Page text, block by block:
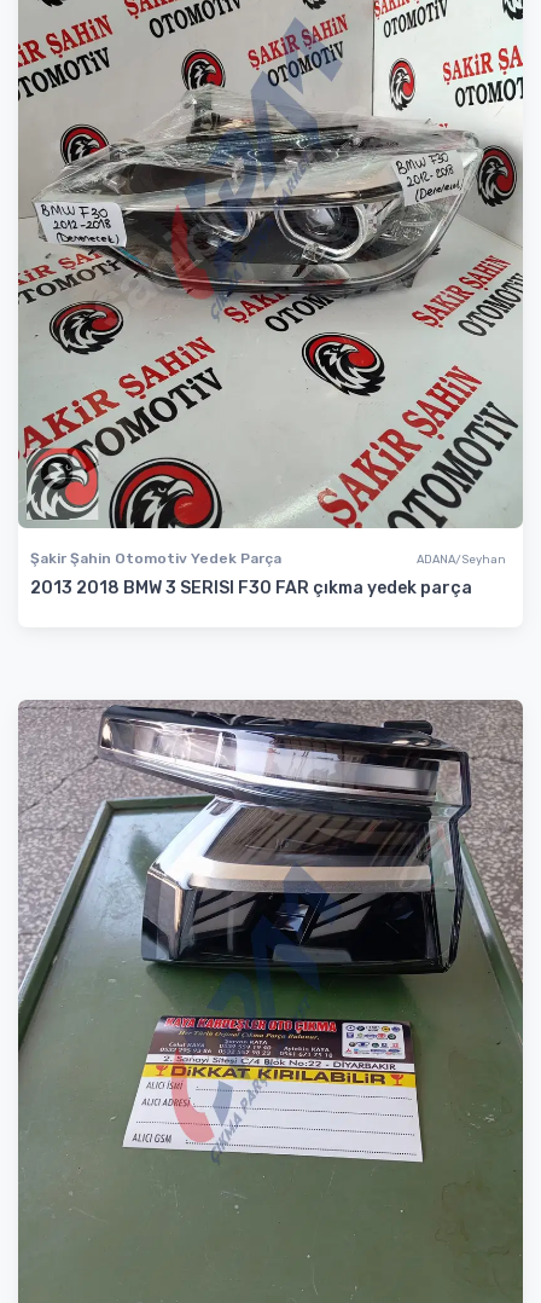
Şakir Şahin Otomotiv Yedek Parça ADANA/Seyhan
2013 2018 BMW 3 SERISI F30 FAR çıkma yedek parça